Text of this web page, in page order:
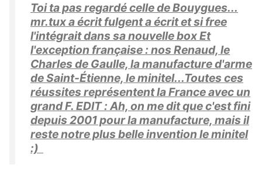
Toi ta pas regardé celle de Bouygues...
mr.tux a écrit fulgent a écrit et si free
l'intégrait dans sa nouvelle box Et
l'exception française : nos Renaud, le
Charles de Gaulle, la manufacture d'arme
de Saint-Étienne, le minitel...Toutes ces
réussites représentent la France avec un
grand F. EDIT : Ah, on me dit que c'est fini
depuis 2001 pour la manufacture, mais il
reste notre plus belle invention le minitel
:)